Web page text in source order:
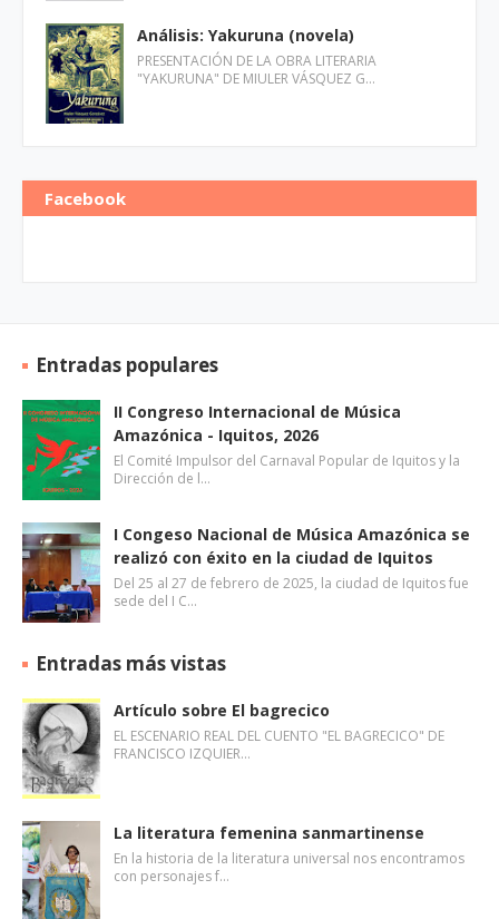
Análisis: Yakuruna (novela)
PRESENTACIÓN DE LA OBRA LITERARIA
"YAKURUNA" DE MIULER VÁSQUEZ G…
Facebook
Entradas populares
II Congreso Internacional de Música
Amazónica - Iquitos, 2026
El Comité Impulsor del Carnaval Popular de Iquitos y la
Dirección de l…
I Congeso Nacional de Música Amazónica se
realizó con éxito en la ciudad de Iquitos
Del 25 al 27 de febrero de 2025, la ciudad de Iquitos fue
sede del I C…
Entradas más vistas
Artículo sobre El bagrecico
EL ESCENARIO REAL DEL CUENTO "EL BAGRECICO" DE
FRANCISCO IZQUIER…
La literatura femenina sanmartinense
En la historia de la literatura universal nos encontramos
con personajes f…